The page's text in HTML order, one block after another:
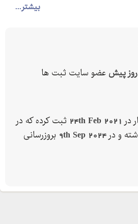
بیشتر...
عضو سایت ثبت ها
در 24th Feb 2021 ثبت کرده که در
و در 9th Sep 2024 بروزرسانی